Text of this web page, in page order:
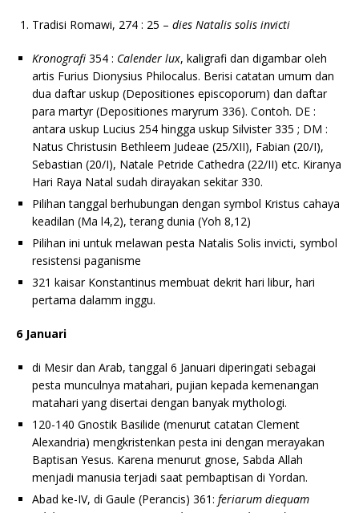
Tradisi Romawi, 274 : 25 – dies Natalis solis invicti
Kronografi 354 : Calender lux, kaligrafi dan digambar oleh
artis Furius Dionysius Philocalus. Berisi catatan umum dan
dua daftar uskup (Depositiones episcoporum) dan daftar
para martyr (Depositiones maryrum 336). Contoh. DE :
antara uskup Lucius 254 hingga uskup Silvister 335 ; DM :
Natus Christusin Bethleem Judeae (25/XII), Fabian (20/I),
Sebastian (20/I), Natale Petride Cathedra (22/II) etc. Kiranya
Hari Raya Natal sudah dirayakan sekitar 330.
Pilihan tanggal berhubungan dengan symbol Kristus cahaya
keadilan (Ma l4,2), terang dunia (Yoh 8,12)
Pilihan ini untuk melawan pesta Natalis Solis invicti, symbol
resistensi paganisme
321 kaisar Konstantinus membuat dekrit hari libur, hari
pertama dalamm inggu.
6 Januari
di Mesir dan Arab, tanggal 6 Januari diperingati sebagai
pesta munculnya matahari, pujian kepada kemenangan
matahari yang disertai dengan banyak mythologi.
120-140 Gnostik Basilide (menurut catatan Clement
Alexandria) mengkristenkan pesta ini dengan merayakan
Baptisan Yesus. Karena menurut gnose, Sabda Allah
menjadi manusia terjadi saat pembaptisan di Yordan.
Abad ke-IV, di Gaule (Perancis) 361: feriarum diequam